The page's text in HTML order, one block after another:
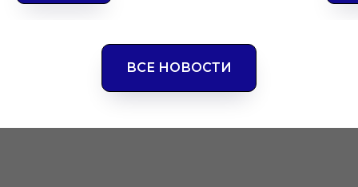
ВСЕ НОВОСТИ